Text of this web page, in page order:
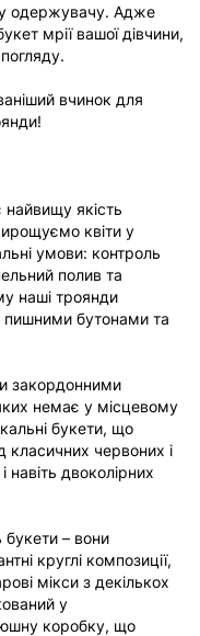
одержувачу. Адже
мрії вашої дівчини,
вчинок для
найвищу якість
квіти у
умови: контроль
полив та
наші троянди
пишними бутонами та
закордонними
немає у місцевому
букети, що
класичних червоних і
двоколірних
– вони
круглі композиції,
мікси з декількох
у
коробку, що